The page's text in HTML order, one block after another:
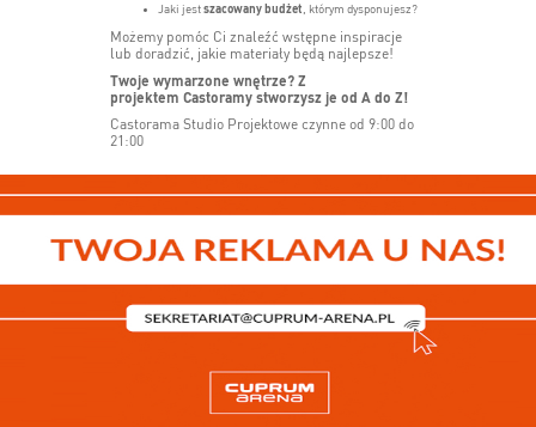
Jaki jestszacowany budżet , którym dysponujesz?
Możemy pomóc Ci znaleźć wstępne inspiracje
lub doradzić, jakie materiały będą najlepsze!
Twoje wymarzone wnętrze? Z
projektem Castoramy stworzysz je od A do Z!
Castorama Studio Projektowe czynne od 9:00 do
21:00